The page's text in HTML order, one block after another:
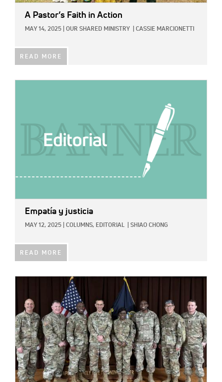
A Pastor’s Faith in Action
MAY 14, 2025 OUR SHARED MINISTRY CASSIE MARCIONETTI
READ MORE
Empatía y justicia
MAY 12, 2025 COLUMNS, EDITORIAL SHIAO CHONG
READ MORE